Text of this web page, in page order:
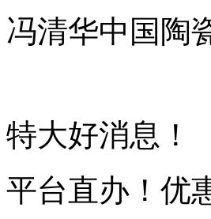
冯清华中国陶
特大好消息！
平台直办！优